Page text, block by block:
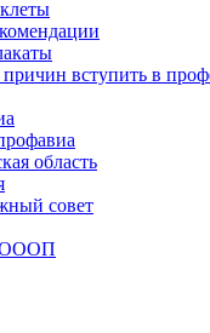
причин вступить в
область
совет